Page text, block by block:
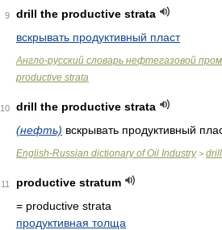
9
drill the productive strata
вскрывать продуктивный пласт
Англо-русский словарь нефтегазовой
productive strata
10
drill the productive strata
(нефть) вскрывать продуктивный
English-Russian dictionary of Oil Industry>
11
productive stratum
= productive strata
продуктивная толща